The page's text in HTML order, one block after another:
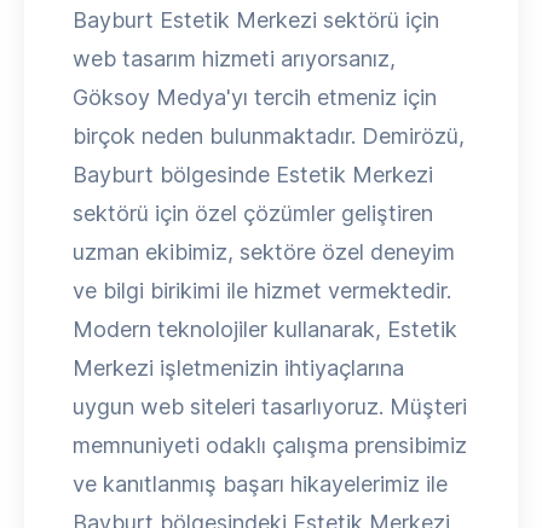
Bayburt Estetik Merkezi sektörü için
web tasarım hizmeti arıyorsanız,
Göksoy Medya'yı tercih etmeniz için
birçok neden bulunmaktadır. Demirözü,
Bayburt bölgesinde Estetik Merkezi
sektörü için özel çözümler geliştiren
uzman ekibimiz, sektöre özel deneyim
ve bilgi birikimi ile hizmet vermektedir.
Modern teknolojiler kullanarak, Estetik
Merkezi işletmenizin ihtiyaçlarına
uygun web siteleri tasarlıyoruz. Müşteri
memnuniyeti odaklı çalışma prensibimiz
ve kanıtlanmış başarı hikayelerimiz ile
Bayburt bölgesindeki Estetik Merkezi